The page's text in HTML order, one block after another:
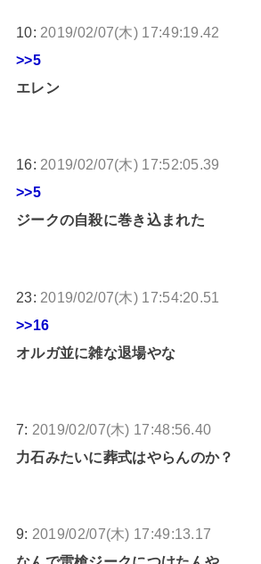
10: 2019/02/07(木) 17:49:19.42
>>5
エレン
16: 2019/02/07(木) 17:52:05.39
>>5
ジークの自殺に巻き込まれた
23: 2019/02/07(木) 17:54:20.51
>>16
オルガ並に雑な退場やな
7: 2019/02/07(木) 17:48:56.40
力石みたいに葬式はやらんのか？
9: 2019/02/07(木) 17:49:13.17